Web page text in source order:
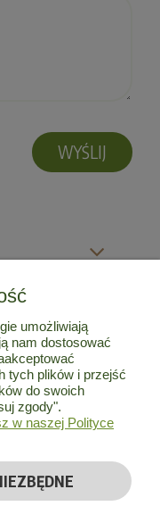
WYŚLIJ
umożliwiają
nam dostosować
tych plików i przejść
do swoich
zgody".
w naszej Polityce